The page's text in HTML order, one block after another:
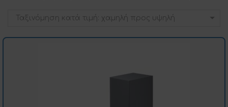
Ταξινόμηση κατά τιμή: χαμηλή προς υψηλή